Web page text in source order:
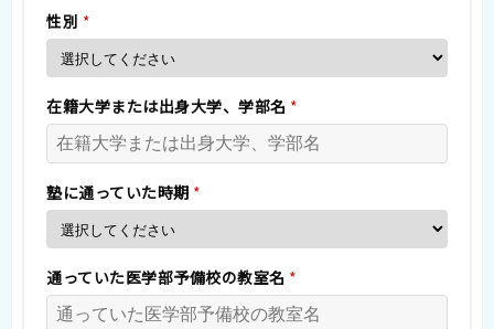
性別 *
在籍大学または出身大学、学部名 *
塾に通っていた時期 *
通っていた医学部予備校の教室名 *